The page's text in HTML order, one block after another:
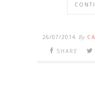
26/07/2014 By
SHARE